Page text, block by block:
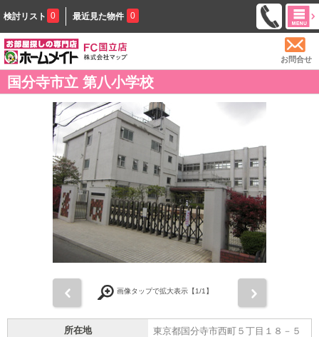
検討リスト 0 最近見た物件 0
お問合せ
国分寺市立 第八小学校
画像タップで拡大表示【1/1】
所在地 東京都国分寺市西町５丁目１８－５